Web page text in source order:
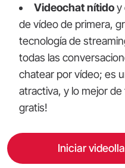
Videochat nítidoy
de vídeo de primera,
tecnología de
todas las
chatear por vídeo; es
atractiva, y lo mejor
gratis!
Iniciar